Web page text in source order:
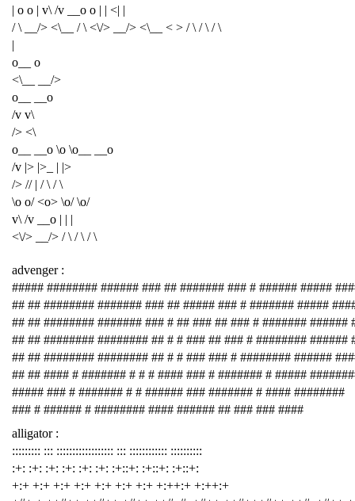
| o o | v\ /v __o o | | <| |
/ \ __/> <\__ / \ <\/> __/> <\__ < > / \ / \ / \
|
o__ o
<\__ __/>
o__ __o
/v v\
/> <\
o__ __o \o \o__ __o
/v |> |>_ | |>
/> // | / \ / \
\o o/ <o> \o/ \o/
v\ /v __o | | |
<\/> __/> / \ / \ / \
advenger :
##### ######## ###### ### ## ####### ### # ###### #####
## ## ######## ####### ### ## ##### ### # ####### #####
## ## ######## ####### ### # ## ### ## ### # ####### ######
## ## ######## ######## ## # # ### ## ### # ######## ######
## ## ######## ######## ## # # ### ### # ######## ######
## ## #### # ####### # # # #### ### # ####### # #####
##### ### # ####### # # ###### ### ####### # #### ########
### # ###### # ######## #### ###### ## ### ### ####
alligator :
::::::::: ::: :::::::::::::::::: ::: :::::::::::: ::::::::::
:+: :+: :+: :+: :+: :+: :+::+: :+::+: :+::+:
+:+ +:+ +:+ +:+ +:+ +:+ +:+ +:++:+ +:++:+